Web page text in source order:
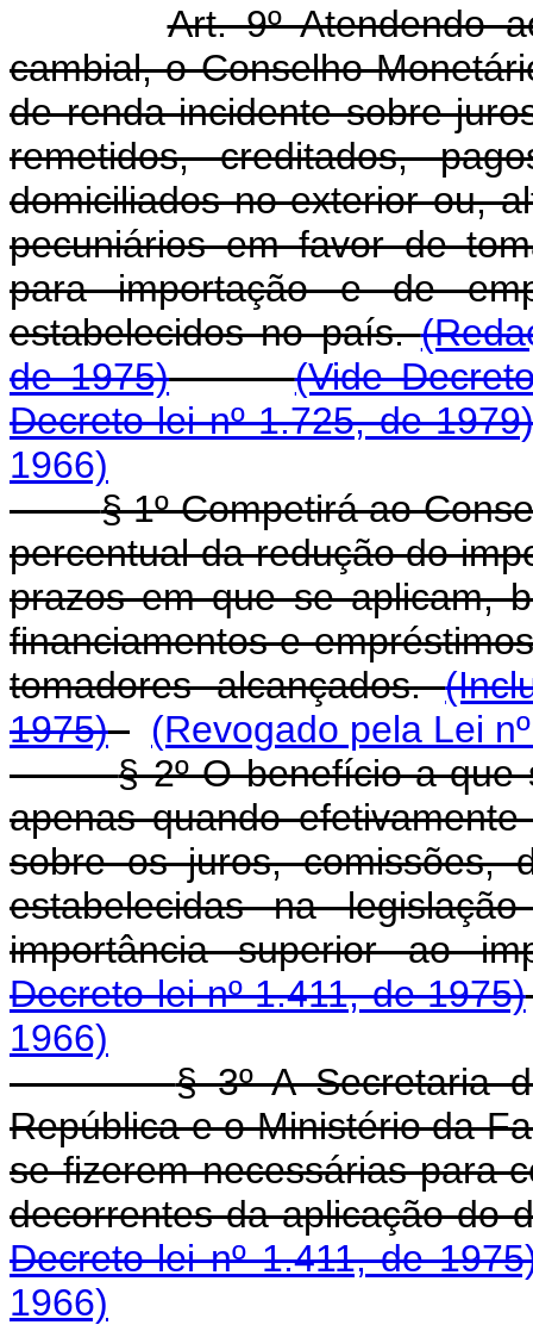
Art. 9º Atendendo
cambial, o Conselho
de renda incidente sobre
remetidos, creditados,
domiciliados no exterior ou,
pecuniários em favor de
para importação e de
estabelecidos no país.
de 1975)
(Vide
Decreto-lei nº 1.725, de
1966)
§ 1º Competirá ao
percentual da redução do
prazos em que se aplicam,
financiamentos e
tomadores alcançados.
1975)
(Revogado pela Lei
§ 2º O benefício a que
apenas quando
sobre os juros, comissões,
estabelecidas na
importância superior ao
Decreto-lei nº 1.411, de 1975)
1966)
§ 3º A Secretaria
República e o Ministério da
se fizerem necessárias para
decorrentes da aplicação
Decreto-lei nº 1.411, de
1966)